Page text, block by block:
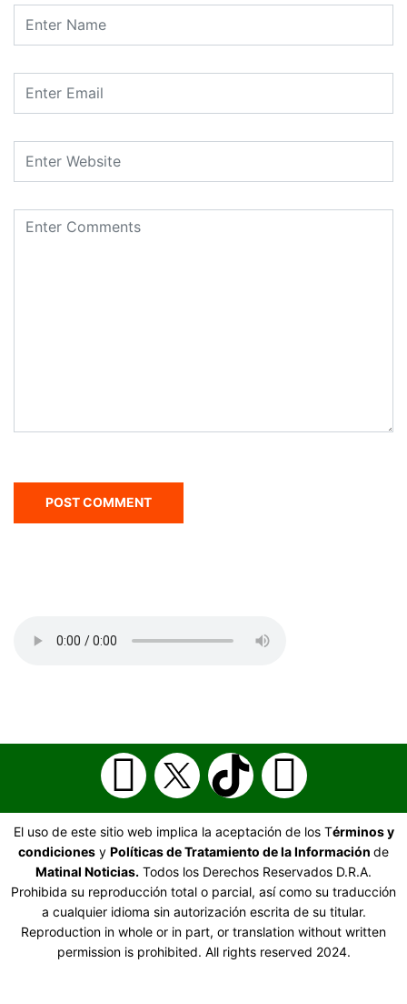
El uso de este sitio web implica la aceptación de los Términos y
condiciones y Políticas de Tratamiento de la Información de
Matinal Noticias. Todos los Derechos Reservados D.R.A.
Prohibida su reproducción total o parcial, así como su traducción
a cualquier idioma sin autorización escrita de su titular.
Reproduction in whole or in part, or translation without written
permission is prohibited. All rights reserved 2024.